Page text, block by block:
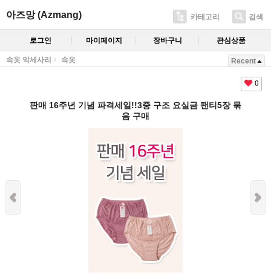
아즈망 (Azmang) 카테고리 검색
로그인 마이페이지 장바구니 관심상품
속옷 악세사리 속옷 Recent
0
판매 16주년 기념 파격세일!!3중 구조 요실금 팬티5장 묶
음 구매